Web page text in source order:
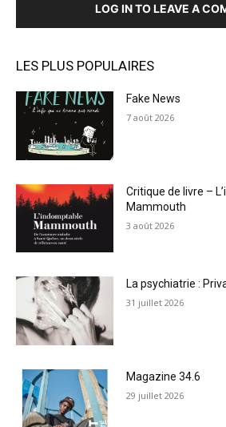
LOG IN TO LEAVE A
LES PLUS POPULAIRES
Fake News
7 août 2026
Critique de livre –
Mammouth
3 août 2026
La psychiatrie :
31 juillet 2026
Magazine 34.6
29 juillet 2026